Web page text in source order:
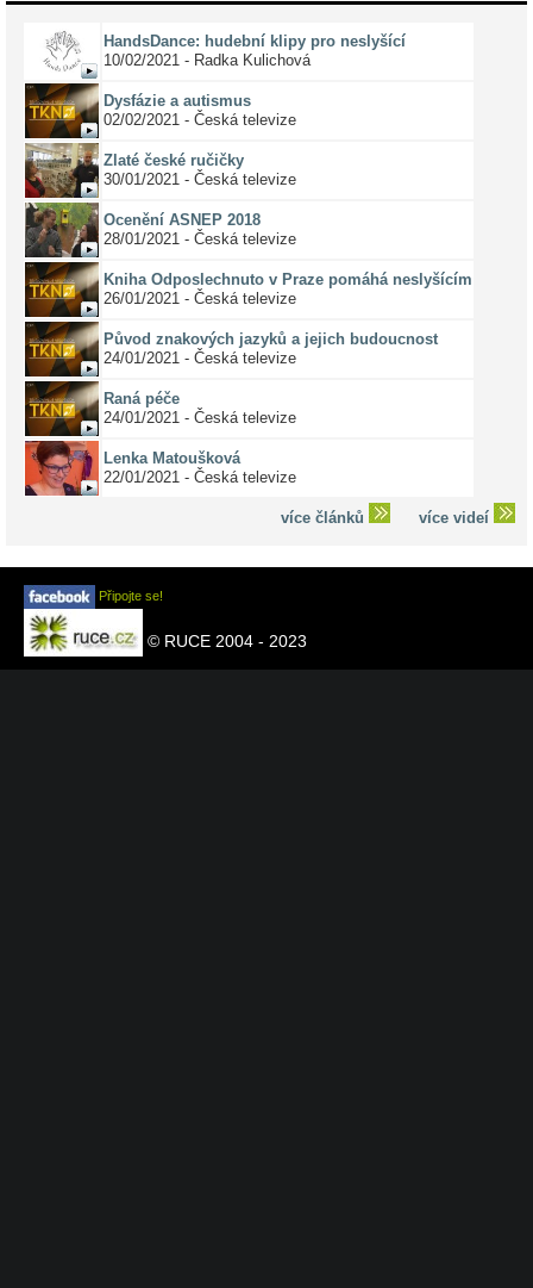
HandsDance: hudební klipy pro neslyšící
10/02/2021 - Radka Kulichová
Dysfázie a autismus
02/02/2021 - Česká televize
Zlaté české ručičky
30/01/2021 - Česká televize
Ocenění ASNEP 2018
28/01/2021 - Česká televize
Kniha Odposlechnuto v Praze pomáhá neslyšícím
26/01/2021 - Česká televize
Původ znakových jazyků a jejich budoucnost
24/01/2021 - Česká televize
Raná péče
24/01/2021 - Česká televize
Lenka Matoušková
22/01/2021 - Česká televize
více článků více videí
Připojte se!
© RUCE 2004 - 2023